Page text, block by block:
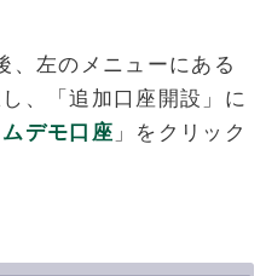
、左のメニューにある
し、「追加口座開設」に
デモ口座 」をクリック